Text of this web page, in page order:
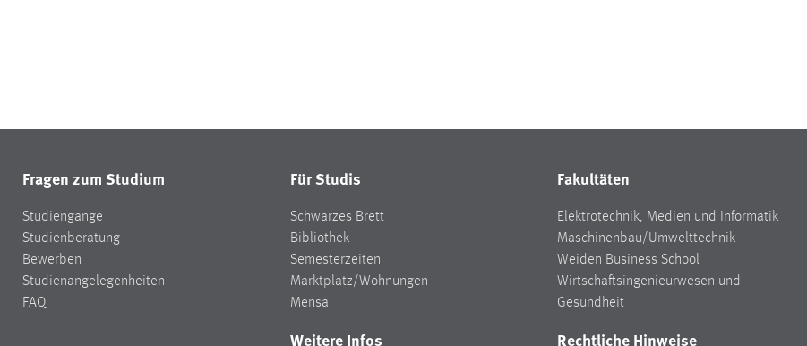
Fragen zum Studium
Studiengänge
Studienberatung
Bewerben
Studienangelegenheiten
FAQ
Für Studis
Schwarzes Brett
Bibliothek
Semesterzeiten
Marktplatz/Wohnungen
Mensa
Fakultäten
Elektrotechnik, Medien und Informatik
Maschinenbau/Umwelttechnik
Weiden Business School
Wirtschaftsingenieurwesen und
Gesundheit
Weitere Infos Rechtliche Hinweise